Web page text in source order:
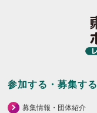
参加する・募集する
募集情報・団体紹介